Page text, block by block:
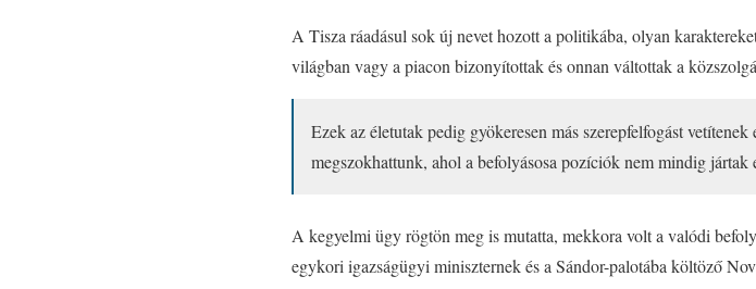
A Tisza ráadásul sok új nevet hozott a politikába, olyan
világban vagy a piacon bizonyítottak és onnan váltottak a
Ezek az életutak pedig gyökeresen más szerepfelfogást
megszokhattunk, ahol a befolyásosa pozíciók nem mindig jártak
A kegyelmi ügy rögtön meg is mutatta, mekkora volt a valódi
egykori igazságügyi miniszternek és a Sándor-palotába költöző